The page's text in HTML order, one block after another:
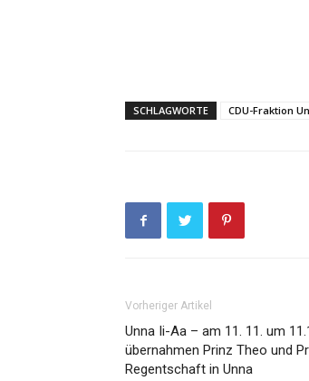
SCHLAGWORTE CDU-Fraktion
Vorheriger Artikel
Unna Ii-Aa – am 11. 11. um
übernahmen Prinz Theo und
Regentschaft in Unna